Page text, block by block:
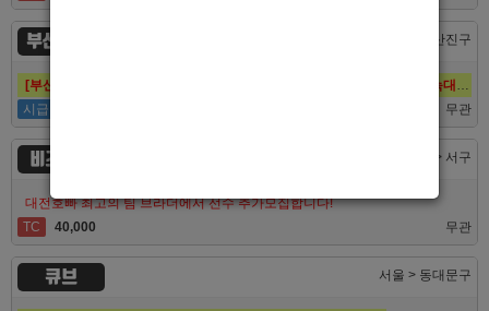
부산 퍼스트 부산 > 부산진구
시급
무관
비즈니스 대전 > 서구
대전호빠 최고의 팀 브라더에서 선수 추가모집합니다!
TC
40,000 무관
큐브 서울 > 동대문구